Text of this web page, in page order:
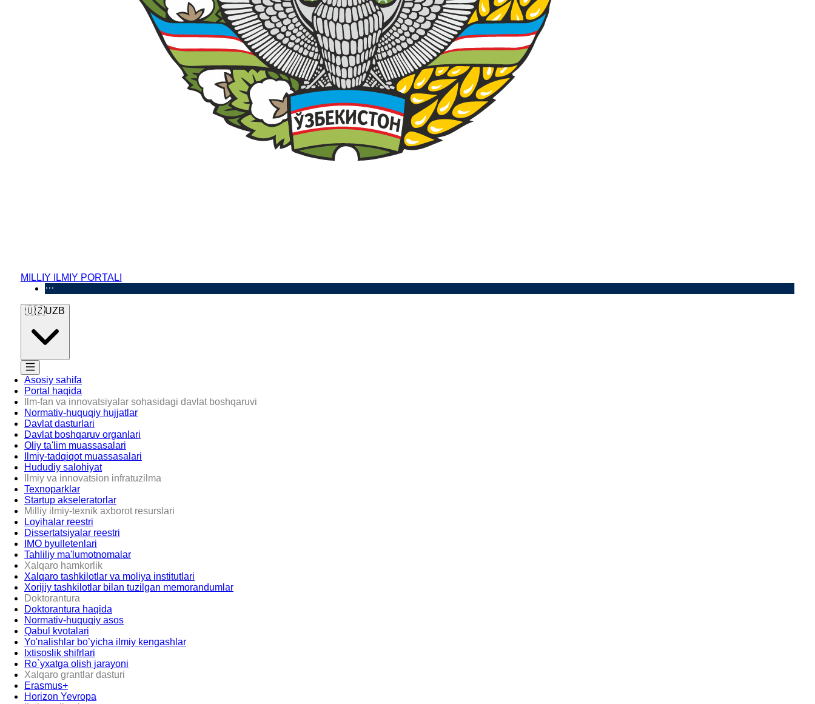
MILLIY ILMIY PORTALI
🇺🇿UZB
Asosiy sahifa
Portal haqida
Ilm-fan va innovatsiyalar sohasidagi davlat boshqaruvi
Normativ-huquqiy hujjatlar
Davlat dasturlari
Davlat boshqaruv organlari
Oliy ta'lim muassasalari
Ilmiy-tadqiqot muassasalari
Hududiy salohiyat
Ilmiy va innovatsion infratuzilma
Texnoparklar
Startup akseleratorlar
Milliy ilmiy-texnik axborot resurslari
Loyihalar reestri
Dissertatsiyalar reestri
IMO byulletenlari
Tahliliy ma'lumotnomalar
Xalqaro hamkorlik
Xalqaro tashkilotlar va moliya institutlari
Xorijiy tashkilotlar bilan tuzilgan memorandumlar
Doktorantura
Doktorantura haqida
Normativ-huquqiy asos
Qabul kvotalari
Yo'nalishlar bo’yicha ilmiy kengashlar
Ixtisoslik shifrlari
Ro`yxatga olish jarayoni
Xalqaro grantlar dasturi
Erasmus+
Horizon Yevropa